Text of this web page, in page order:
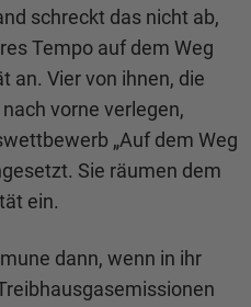
schreckt das nicht ab,
Tempo auf dem Weg
an. Vier von ihnen, die
vorne verlegen,
„Auf dem Weg
Sie räumen dem
ein.
dann, wenn in ihr